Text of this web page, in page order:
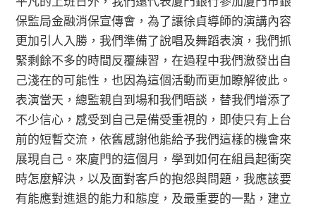
保監局金融消保宣傳會，為了讓徐貞導師的演講內容
更加引人入勝，我們準備了說唱及舞蹈表演，我們抓
緊剩餘不多的時間反覆練習，在過程中我們激發出自
己淺在的可能性，也因為這個活動而更加瞭解彼此。
表演當天，總監親自到場和我們晤談，替我們增添了
不少信心，感受到自己是備受重視的，即使只有上台
前的短暫交流，依舊感謝他能給予我們這樣的機會來
展現自己。來廈門的這個月，學到如何在組員起衝突
時怎麼解決，以及面對客戶的抱怨與問題，我應該要
有能應對進退的能力和態度，及最重要的一點，建立